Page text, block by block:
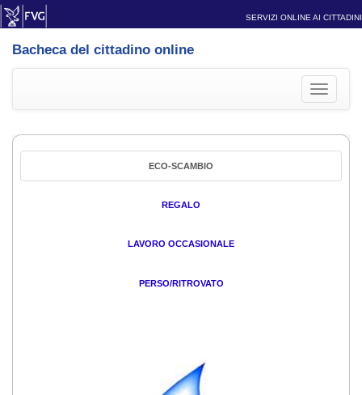
SERVIZI ONLINE AI CITTADINI
Bacheca del cittadino online
Toggle
ECO-SCAMBIO
REGALO
LAVORO OCCASIONALE
PERSO/RITROVATO